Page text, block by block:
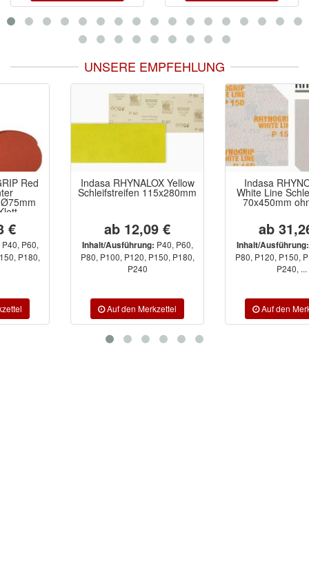
UNSERE EMPFEHLUNG
Indasa RHYNALOX Yellow
Schleifstreifen 115x280mm
ab 12,09 €
Inhalt/Ausführung:P40, P60,
P80, P100, P120, P150, P180,
Indasa RHYNOSTICK
White Line Schleifstreifen
70x450mm ohne Loch
ab 31,26 €
Inhalt/Ausführung:P40, P60,
P80, P120, P150, P180, P220,